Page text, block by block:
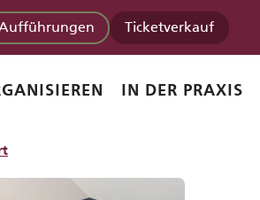
Ticketverkauf
IN DER PRAXIS
Roi
du Clos du Roi